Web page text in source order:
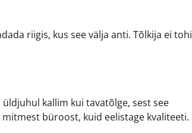
riigis, kus see välja anti. Tõlkija ei tohi
kallim kui tavatõlge, sest see
büroost, kuid eelistage kvaliteeti.